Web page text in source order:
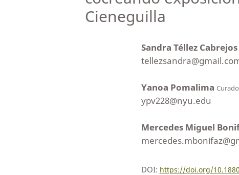
Cieneguilla
Sandra Téllez Cabrejos
Yanoa Pomalima
ypv228@nyu.edu
Mercedes Miguel
DOI: https://doi.org/